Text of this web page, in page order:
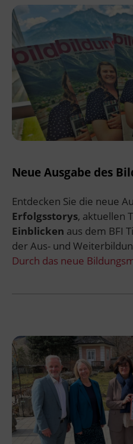
Neue Ausgabe des
Entdecken Sie die neue
Erfolgsstorys, aktuellen
Einblicken aus dem BFI
der Aus- und
Durch das neue